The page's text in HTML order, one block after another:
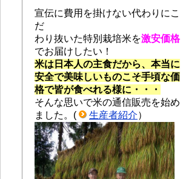
宣伝に費用を掛けない代わりにこ
だ
わり抜いた特別栽培米を激安価格
でお届けしたい！
米は日本人の主食だから、本当に
安全で美味しいものこそ手頃な価
格で皆が食べれる様に・・・
そんな思いで米の通信販売を始め
ました。(
生産者紹介）